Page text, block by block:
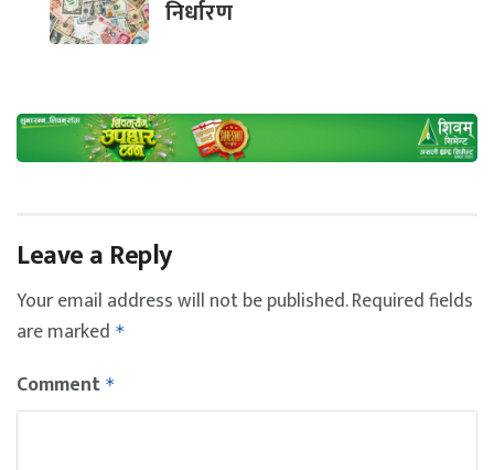
निर्धारण
Leave a Reply
Your email address will not be published.Required fields
are marked *
Comment *